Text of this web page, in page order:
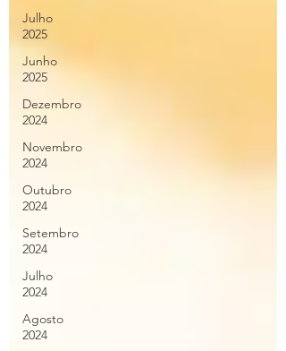
Julho
2025
Junho
2025
Dezembro
2024
Novembro
2024
Outubro
2024
Setembro
2024
Julho
2024
Agosto
2024